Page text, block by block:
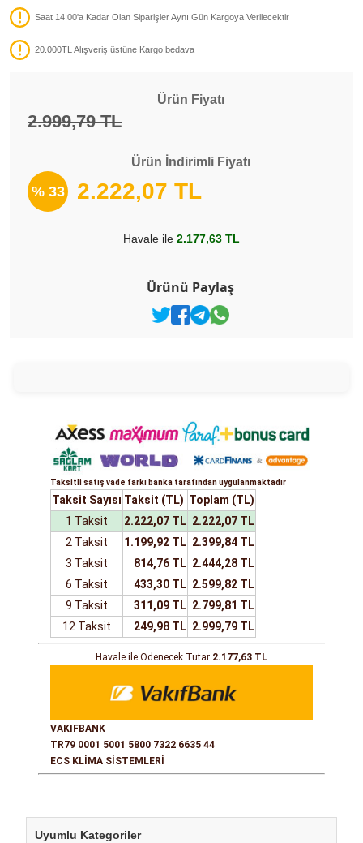
Saat 14:00'a Kadar Olan Siparişler Aynı Gün Kargoya Verilecektir
20.000TL Alışveriş üstüne Kargo bedava
Ürün Fiyatı
2.999,79 TL
Ürün İndirimli Fiyatı
% 33 2.222,07 TL
Havale ile 2.177,63 TL
Ürünü Paylaş
Taksitli satış vade farkı banka tarafından uygulanmaktadır
Taksit Sayısı Taksit (TL) Toplam (TL)
1 Taksit
2.222,07 TL 2.222,07 TL
2 Taksit
1.199,92 TL 2.399,84 TL
3 Taksit
814,76 TL 2.444,28 TL
6 Taksit
433,30 TL 2.599,82 TL
9 Taksit
311,09 TL 2.799,81 TL
12 Taksit
249,98 TL 2.999,79 TL
Havale ile Ödenecek Tutar 2.177,63 TL
VAKIFBANK
TR79 0001 5001 5800 7322 6635 44
ECS KLİMA SİSTEMLERİ
Uyumlu Kategoriler